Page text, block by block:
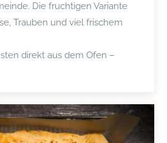
Die fruchtigen Variante
Trauben und viel frischem
direkt aus dem Ofen –